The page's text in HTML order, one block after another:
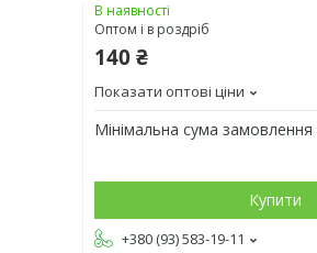
В наявності
Оптом і в роздріб
140 ₴
Показати оптові ціни
Мінімальна сума
Купити
+380 (93) 583-19-11